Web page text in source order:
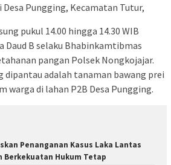
Desa Pungging, Kecamatan Tutur,
pukul 14.00 hingga 14.30 WIB
Daud B selaku Bhabinkamtibmas
pangan Polsek Nongkojajar.
dipantau adalah tanaman bawang prei
warga di lahan P2B Desa Pungging.
Penanganan Kasus Laka Lantas
Berkekuatan Hukum Tetap